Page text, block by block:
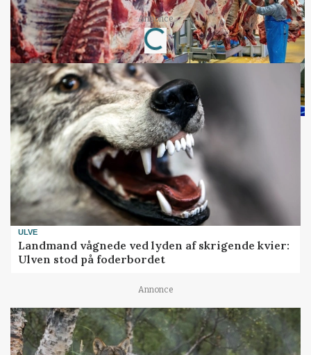
Annonce
Loading...
ULVE
Landmand vågnede ved lyden af skrigende kvier:
Ulven stod på foderbordet
Annonce